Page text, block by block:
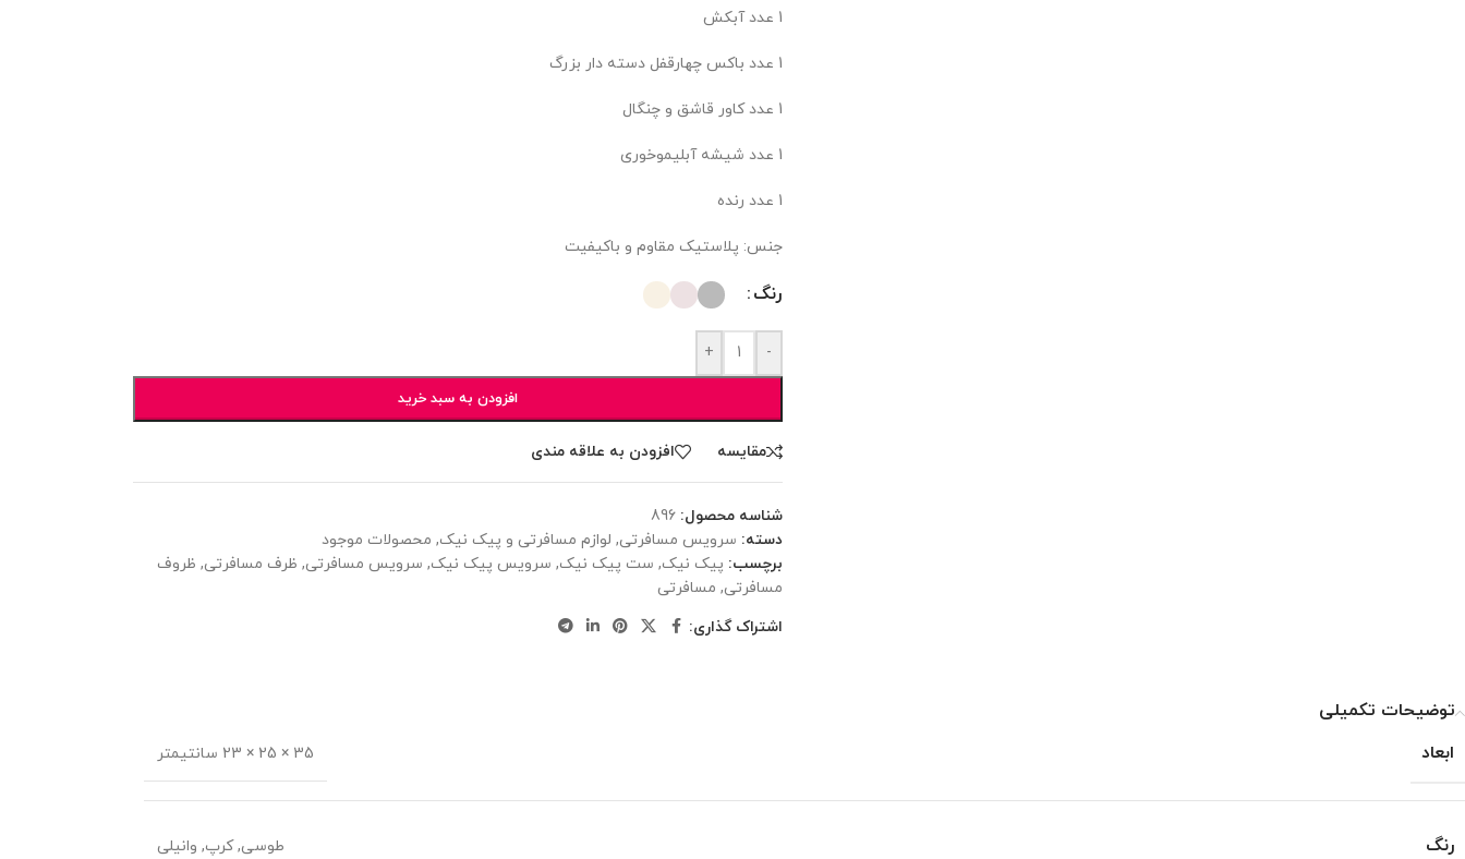
1 عدد آبکش
1 عدد باکس چهارقفل دسته دار بزرگ
1 عدد کاور قاشق و چنگال
1 عدد شیشه آبلیموخوری
1 عدد رنده
جنس: پلاستیک مقاوم و باکیفیت
رنگ
-
+
افزودن به سبد خرید
مقایسه افزودن به علاقه مندی
شناسه محصول: 896
دسته: سرویس مسافرتی, لوازم مسافرتی و پیک نیک, محصولات موجود
برچسب: پیک نیک, ست پیک نیک, سرویس پیک نیک, سرویس مسافرتی, ظرف مسافرتی, ظروف
مسافرتی, مسافرتی
اشتراک گذاری:
توضیحات تکمیلی
ابعاد
35 × 25 × 23 سانتیمتر
رنگ طوسی,کرپ, وانیلی